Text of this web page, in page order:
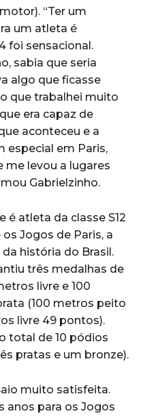
“Ter um
um atleta é
foi sensacional.
sabia que seria
algo que ficasse
que trabalhei muito
era capaz de
aconteceu e a
especial em Paris,
me levou a lugares
Gabrielzinho.
é atleta da classe S12
Jogos de Paris, a
história do Brasil.
três medalhas de
livre e 100
(100 metros peito
livre 49 pontos).
total de 10 pódios
pratas e um bronze).
muito satisfeita.
anos para os Jogos